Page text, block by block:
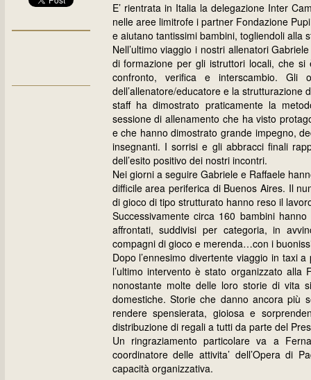
E’ rientrata in Italia la delegazione Inter
nelle aree limitrofe i partner Fondazione
e aiutano tantissimi bambini, togliendoli alla
Nell’ultimo viaggio i nostri allenatori
di formazione per gli istruttori locali, che
confronto, verifica e interscambio. Gli
dell’allenatore/educatore e la
staff ha dimostrato praticamente la
sessione di allenamento che ha visto
e che hanno dimostrato grande impegno,
insegnanti. I sorrisi e gli abbracci finali
dell’esito positivo dei nostri incontri.
Nei giorni a seguire Gabriele e Raffaele
difficile area periferica di Buenos Aires. Il
di gioco di tipo strutturato hanno reso il
Successivamente circa 160 bambini
affrontati, suddivisi per categoria, in
compagni di gioco e merenda…con i
Dopo l’ennesimo divertente viaggio in taxi
l’ultimo intervento è stato organizzato
nonostante molte delle loro storie di vita
domestiche. Storie che danno ancora più
rendere spensierata, gioiosa e
distribuzione di regali a tutti da parte del
Un ringraziamento particolare va a
coordinatore delle attivita’ dell’Opera di
capacità organizzativa.